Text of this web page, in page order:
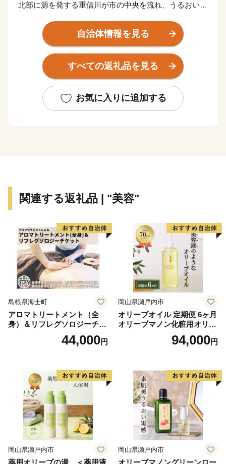
北部に源を発する重信川が市の中央を流れ、うるおいあ
県立自然公園は、東部の霊峰石鎚山系と連なり、棚田や
渓谷を有する里山が自然美を形成しています。また、常
設のミュージカル劇場ではプロのミュージカル俳優の演
劇が１年中行われていたり、地域では秋祭り行事などの
いるなど、芸術・文化・歴史が息づくアートのまちとし
ても近年注目されております。
自治体情報を見る
すべての返礼品を見る
お気に入りに追加する
関連する返礼品 | "美容"
島根県海士町
アロマトリートメント（全
身）＆リフレグソロジーチケ
44,000円
岡山県瀬戸内市
オリーブオイル 定期便 6ヶ月
オリーブマノン化粧用オリー
ブオイル 200ml オリーブ オ
イル 美容 スキンケア 化粧用
94,000円
岡山県瀬戸内市
薬用オリーブの湯 ＜薬用液
岡山県瀬戸内市
オリーブマノングリーンロー